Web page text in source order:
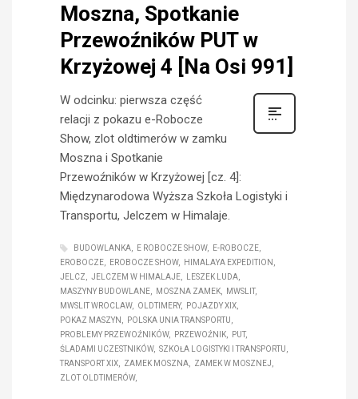
Moszna, Spotkanie
Przewoźników PUT w
Krzyżowej 4 [Na Osi 991]
W odcinku: pierwsza część
relacji z pokazu e-Robocze
Show, zlot oldtimerów w zamku
Moszna i Spotkanie
Przewoźników w Krzyżowej [cz. 4]:
Międzynarodowa Wyższa Szkoła Logistyki i
Transportu, Jelczem w Himalaje.
BUDOWLANKA E ROBOCZE SHOW
E-ROBOCZE
EROBOCZE
EROBOCZE SHOW
HIMALAYA EXPEDITION
JELCZ
JELCZEM W HIMALAJE
LESZEK LUDA
MASZYNY BUDOWLANE
MOSZNA ZAMEK
MWSLIT
MWSLIT WROCLAW
OLDTIMERY
POJAZDY XIX
POKAZ MASZYN
POLSKA UNIA TRANSPORTU
PROBLEMY PRZEWOŹNIKÓW
PRZEWOŹNIK
PUT
ŚLADAMI UCZESTNIKÓW
SZKOŁA LOGISTYKI I TRANSPORTU
TRANSPORT XIX
ZAMEK MOSZNA
ZAMEK W MOSZNEJ
ZLOT OLDTIMERÓW